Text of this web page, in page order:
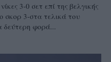
3-0 σετ επί της βελγικής
σκορ 3-στα τελικά του
δεύτερη φορά...